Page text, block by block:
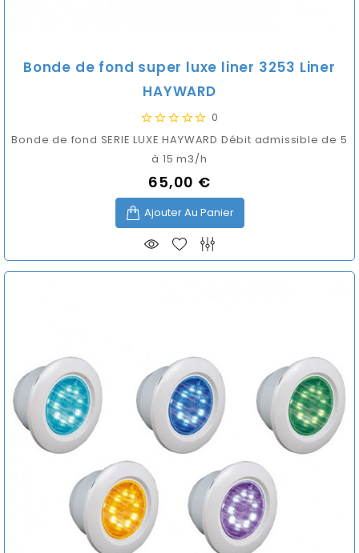
Bonde de fond super luxe liner 3253 Liner
HAYWARD
0
Bonde de fond SERIE LUXE HAYWARD Débit admissible de 5
à 15 m3/h
Prix
65,00 €
Ajouter Au Panier